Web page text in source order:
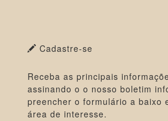
Cadastre-se
Receba as principais
assinando o o nosso boletim
preencher o formulário a baixo
área de interesse.